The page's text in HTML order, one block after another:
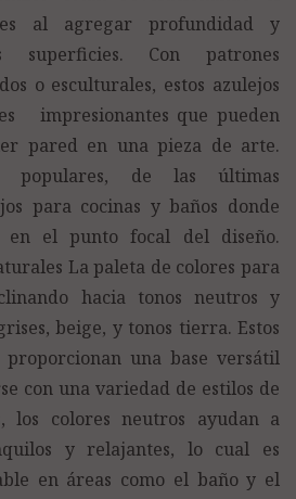
al agregar profundidad y
Con patrones
o esculturales, estos azulejos
impresionantes que pueden
pared en una pieza de arte.
populares, de las últimas
para cocinas y baños donde
en el punto focal del diseño.
La paleta de colores para
hacia tonos neutros y
beige, y tonos tierra. Estos
proporcionan una base versátil
con una variedad de estilos de
los colores neutros ayudan a
y relajantes, lo cual es
en áreas como el baño y el